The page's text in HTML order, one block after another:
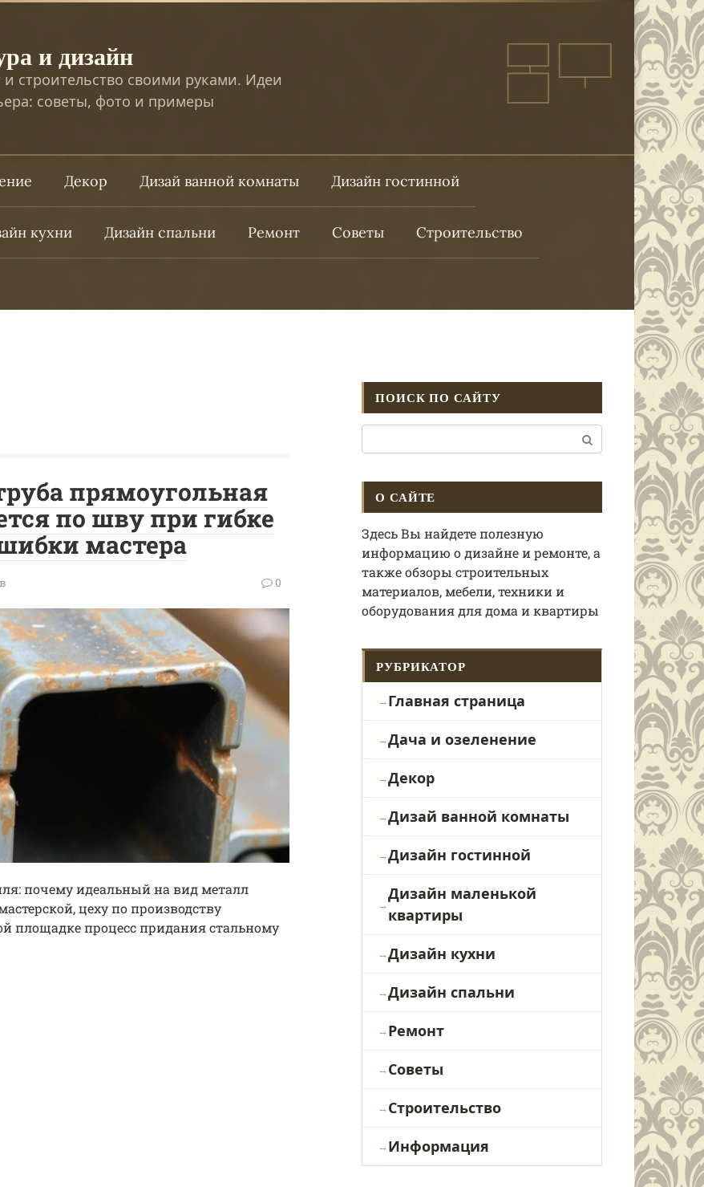
и дизайн
строительство своими руками. Идеи
советы, фото и примеры
Декор Дизай ванной комнаты Дизайн гостинной
кухни Дизайн спальни Ремонт Советы Строительство
прямоугольная
по шву при гибке
мастера
0
почему идеальный на вид металл
цеху по производству
площадке процесс придания стальному
ПОИСК ПО САЙТУ
О САЙТЕ
Здесь Вы найдете полезную
информацию о дизайне и ремонте, а
также обзоры строительных
материалов, мебели, техники и
оборудования для дома и квартиры
РУБРИКАТОР
Главная страница
Дача и озеленение
Декор
Дизай ванной комнаты
Дизайн гостинной
Дизайн маленькой
квартиры
Дизайн кухни
Дизайн спальни
Ремонт
Советы
Строительство
Информация